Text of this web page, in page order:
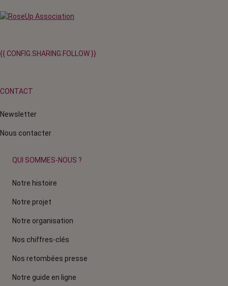
{{ CONFIG.SHARING.FOLLOW }}
CONTACT
Newsletter
Nous contacter
QUI SOMMES-NOUS ?
Notre histoire
Notre projet
Notre organisation
Nos chiffres-clés
Nos retombées presse
Notre guide en ligne